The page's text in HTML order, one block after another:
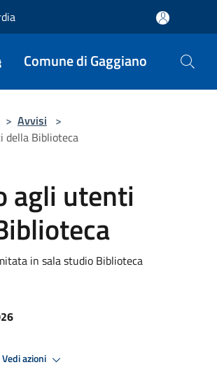
Comune di Gaggiano
> Avvisi >
della Biblioteca
agli utenti
in sala studio Biblioteca
Vedi azioni